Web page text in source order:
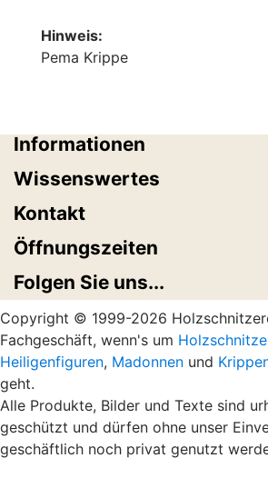
Hinweis:
Pema Krippe
Informationen
Wissenswertes
Kontakt
Öffnungszeiten
Folgen Sie uns...
Copyright © 1999-2026
Fachgeschäft, wenn's um
Heiligenfiguren, Madonnen und
geht.
Alle Produkte, Bilder und Texte sind
geschützt und dürfen ohne unser
geschäftlich noch privat genutzt